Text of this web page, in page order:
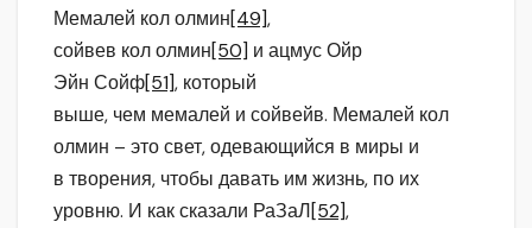
Мемалей кол олмин[49],
сойвев кол олмин[50] и ацмус Ойр
Эйн Сойф[51], который
выше, чем мемалей и сойвейв. Мемалей кол
олмин – это свет, одевающийся в миры и
в творения, чтобы давать им жизнь, по их
уровню. И как сказали РаЗаЛ[52],